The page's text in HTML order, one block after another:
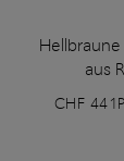
aus
CHF 441